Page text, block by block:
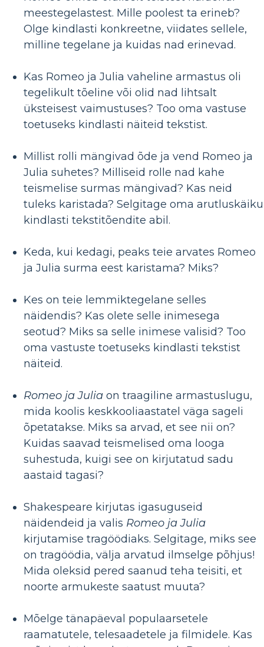
meestegelastest. Mille poolest ta erineb?
Olge kindlasti konkreetne, viidates sellele,
milline tegelane ja kuidas nad erinevad.
Kas Romeo ja Julia vaheline armastus oli
tegelikult tõeline või olid nad lihtsalt
üksteisest vaimustuses? Too oma vastuse
toetuseks kindlasti näiteid tekstist.
Millist rolli mängivad õde ja vend Romeo ja
Julia suhetes? Milliseid rolle nad kahe
teismelise surmas mängivad? Kas neid
tuleks karistada? Selgitage oma arutluskäiku
kindlasti tekstitõendite abil.
Keda, kui kedagi, peaks teie arvates Romeo
ja Julia surma eest karistama? Miks?
Kes on teie lemmiktegelane selles
näidendis? Kas olete selle inimesega
seotud? Miks sa selle inimese valisid? Too
oma vastuste toetuseks kindlasti tekstist
näiteid.
Romeo ja Julia on traagiline armastuslugu,
mida koolis keskkooliaastatel väga sageli
õpetatakse. Miks sa arvad, et see nii on?
Kuidas saavad teismelised oma looga
suhestuda, kuigi see on kirjutatud sadu
aastaid tagasi?
Shakespeare kirjutas igasuguseid
näidendeid ja valis Romeo ja Julia
kirjutamise tragöödiaks. Selgitage, miks see
on tragöödia, välja arvatud ilmselge põhjus!
Mida oleksid pered saanud teha teisiti, et
noorte armukeste saatust muuta?
Mõelge tänapäeval populaarsetele
raamatutele, telesaadetele ja filmidele. Kas